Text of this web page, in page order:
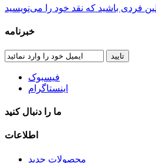
خبرنامه
تایید
فیسبوک
اینستاگرام
ما را دنبال کنید
اطلاعات
محصولات جدید